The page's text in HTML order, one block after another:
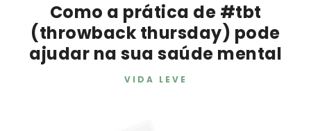
Como a prática de #tbt
(throwback thursday) pode
ajudar na sua saúde mental
VIDA LEVE